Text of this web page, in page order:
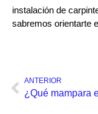
instalación de
sabremos orientarte
ANTERIOR